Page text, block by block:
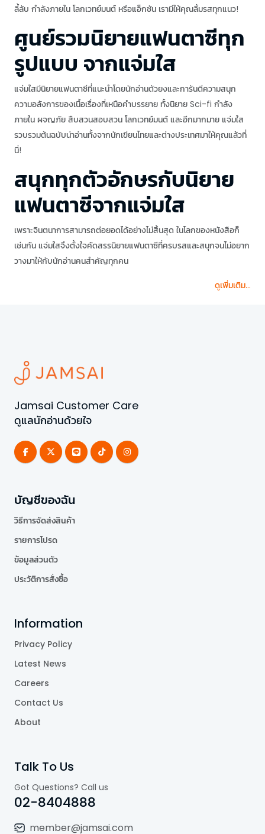
ลี้ลับ กำลังภายใน โลกเวทย์มนต์ หรือแอ็กชัน เรามีให้คุณลิ้มรสทุกแนว!
ศูนย์รวมนิยายแฟนตาซีทุก
รูปแบบ จากแจ่มใส
แจ่มใสมีนิยายแฟนตาซีที่แนะนำโดยนักอ่านตัวยงและการันตีความสนุก
ความอลังการของเนื้อเรื่องที่เหนือคำบรรยาย ทั้งนิยาย Sci-fi กำลัง
ภายใน ผจญภัย สืบสวนสอบสวน โลกเวทย์มนต์ และอีกมากมาย แจ่มใส
รวบรวมต้นฉบับน่าอ่านทั้งจากนักเขียนไทยและต่างประเทศมาให้คุณแล้วที่
นี่!
สนุกทุกตัวอักษรกับนิยาย
แฟนตาซีจากแจ่มใส
เพราะจินตนาการสามารถต่อยอดได้อย่างไม่สิ้นสุด ในโลกของหนังสือก็
เช่นกัน แจ่มใสจึงตั้งใจคัดสรรนิยายแฟนตาซีที่ครบรสและสนุกจนไม่อยาก
วางมาให้กับนักอ่านคนสำคัญทุกคน
ดูเพิ่มเติม...
Jamsai Customer Care
ดูแลนักอ่านด้วยใจ
บัญชีของฉัน
วิธีการจัดส่งสินค้า
รายการโปรด
ข้อมูลส่วนตัว
ประวัติการสั่งซื้อ
Information
Privacy Policy
Latest News
Careers
Contact Us
About
Talk To Us
Got Questions? Call us
02-8404888
member@jamsai.com